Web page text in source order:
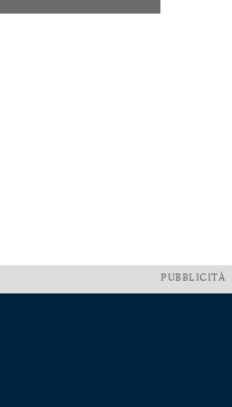
PUBBLICITÀ